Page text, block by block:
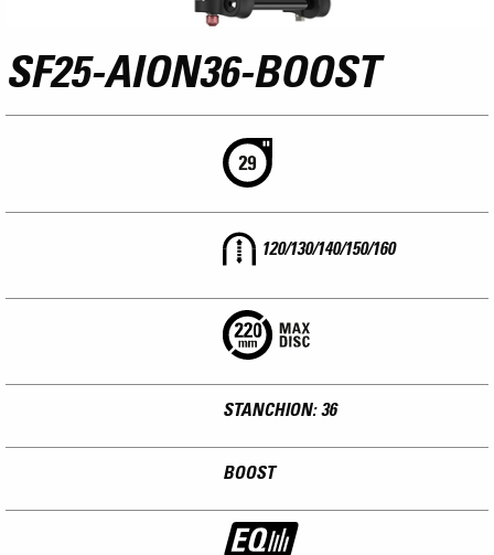
SF25-AION36-BOOST
120/130/140/150/160
STANCHION: 36
BOOST